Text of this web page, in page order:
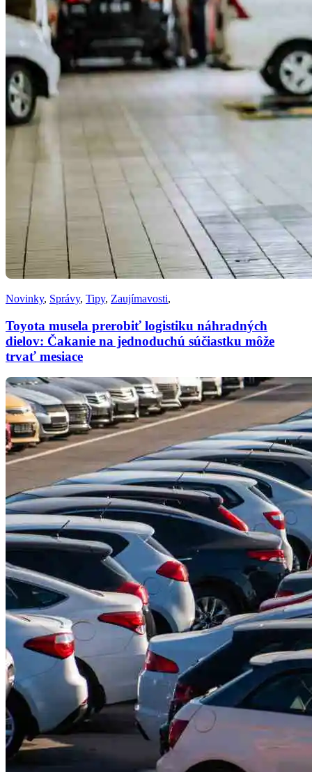
Novinky, Správy, Tipy, Zaujímavosti,
Toyota musela prerobiť logistiku náhradných
dielov: Čakanie na jednoduchú súčiastku môže
trvať mesiace